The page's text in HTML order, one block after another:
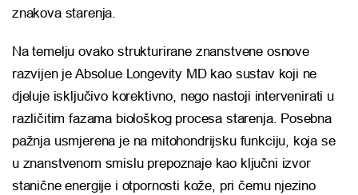
znakova starenja.
Na temelju ovako strukturirane znanstvene osnove
razvijen je Absolue Longevity MD kao sustav koji ne
djeluje isključivo korektivno, nego nastoji intervenirati u
različitim fazama biološkog procesa starenja. Posebna
pažnja usmjerena je na mitohondrijsku funkciju, koja se
u znanstvenom smislu prepoznaje kao ključni izvor
stanične energije i otpornosti kože, pri čemu njezino